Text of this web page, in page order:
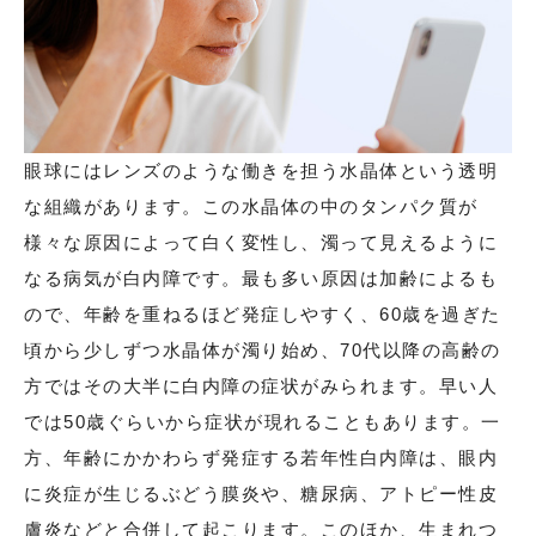
眼球にはレンズのような働きを担う水晶体という透明
な組織があります。この水晶体の中のタンパク質が
様々な原因によって白く変性し、濁って見えるように
なる病気が白内障です。最も多い原因は加齢によるも
ので、年齢を重ねるほど発症しやすく、60歳を過ぎた
頃から少しずつ水晶体が濁り始め、70代以降の高齢の
方ではその大半に白内障の症状がみられます。早い人
では50歳ぐらいから症状が現れることもあります。一
方、年齢にかかわらず発症する若年性白内障は、眼内
に炎症が生じるぶどう膜炎や、糖尿病、アトピー性皮
膚炎などと合併して起こります。このほか、生まれつ